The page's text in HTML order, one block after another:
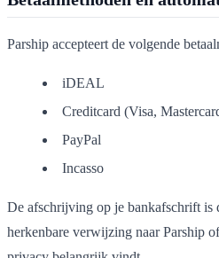
Parship accepteert de volgende
iDEAL
Creditcard (Visa,
PayPal
Incasso
De afschrijving op je bankafschrift is
herkenbare verwijzing naar Parship